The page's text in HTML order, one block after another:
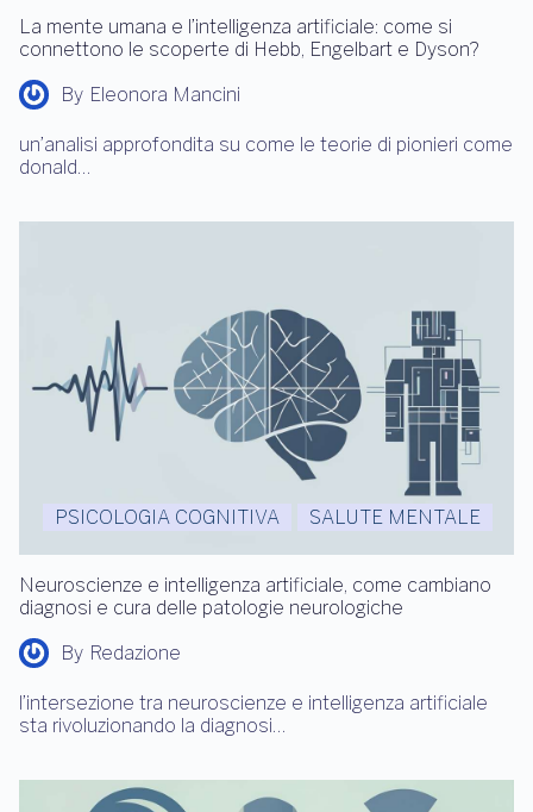
La mente umana e l’intelligenza artificiale: come si
connettono le scoperte di Hebb, Engelbart e Dyson?
By Eleonora Mancini
un’analisi approfondita su come le teorie di pionieri come
donald…
PSICOLOGIA COGNITIVA SALUTE MENTALE
Neuroscienze e intelligenza artificiale, come cambiano
diagnosi e cura delle patologie neurologiche
By Redazione
l’intersezione tra neuroscienze e intelligenza artificiale
sta rivoluzionando la diagnosi…